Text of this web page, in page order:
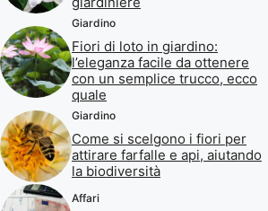
Giardino
Fiori di loto in giardino:
l’eleganza facile da ottenere
con un semplice trucco, ecco
quale
Giardino
Come si scelgono i fiori per
attirare farfalle e api, aiutando
la biodiversità
Affari